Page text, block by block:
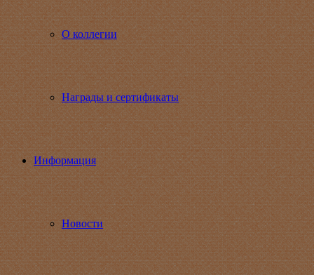
О коллегии
Награды и сертификаты
Информация
Новости